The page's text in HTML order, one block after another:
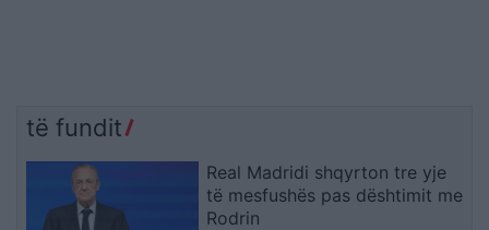
të fundit
Real Madridi shqyrton tre yje
të mesfushës pas dështimit me
Rodrin